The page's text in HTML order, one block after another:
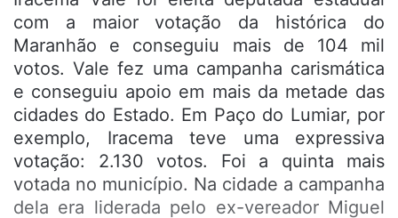
com a maior votação da histórica do
Maranhão e conseguiu mais de 104 mil
votos. Vale fez uma campanha carismática
e conseguiu apoio em mais da metade das
cidades do Estado. Em Paço do Lumiar, por
exemplo, Iracema teve uma expressiva
votação: 2.130 votos. Foi a quinta mais
votada no município. Na cidade a campanha
dela era liderada pelo ex-vereador Miguel